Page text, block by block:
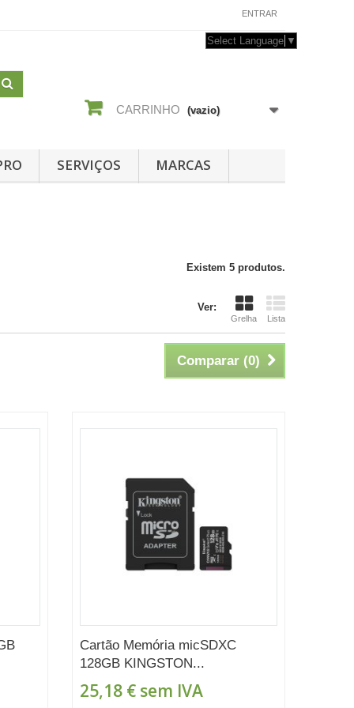
ENTRAR
Select Language ▼
CARRINHO (vazio)
SERVIÇOS MARCAS
Existem 5 produtos.
Ver:
Grelha Lista
Comparar (0)
Cartão Memória micSDXC
128GB KINGSTON...
25,18 €sem IVA